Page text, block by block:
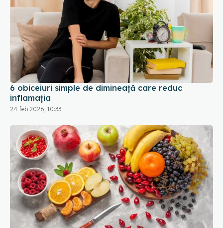
6 obiceiuri simple de dimineață care reduc
inflamația
24 feb 2026, 10:33
11 fructe bune dacă vrei să slăbești. Unele țin de
foame mai bine decât ai crede